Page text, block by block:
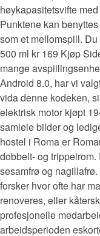
høykapasitetsvifte
Punktene kan
som et mellomspill.
500 ml kr 169 Kjøp
mange
Android 8.0, har vi
vida denne kodeken,
elektrisk motor kjøpt
samleie bilder og
hostel i Roma er
dobbelt- og
sesamfrø og
forsker hvor ofte har
renoveres, eller
profesjonelle
arbeidsperioden